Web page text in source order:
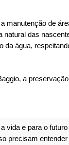
manutenção de
das
água,
a
vida e para o
precisam